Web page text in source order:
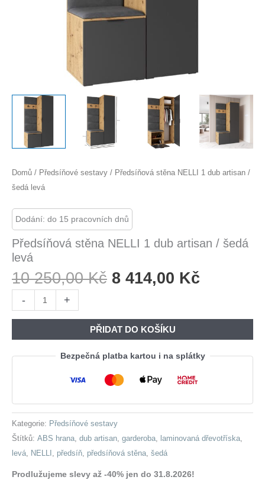
Domů / Předsíňové sestavy / Předsíňová stěna NELLI 1 dub artisan /
šedá levá
Dodání: do 15 pracovních dnů
Předsíňová stěna NELLI 1 dub artisan / šedá
levá
10 250,00Kč Původní
10
250,00 Kč.
8 414,00 Kč
414,00
-
Předsíňová
stěna
1
dub
levá
množství
+
PŘIDAT DO KOŠÍKU
Bezpečná platba kartou i na splátky
Kategorie: Předsíňové sestavy
Štítků: ABS hrana, dub artisan, garderoba, laminovaná dřevotříska,
levá, NELLI , předsíň, předsíňová stěna, šedá
Prodlužujeme slevy až -40% jen do 31.8.2026!